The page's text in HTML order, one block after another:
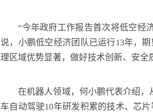
“今年政府工作报告首次将低空经
说，小鹏低空经济团队已运行13年，
理区域优势显著，做好技术创新、安全
在机器人领域，何小鹏代表介绍，
车自动驾驶10年研发积累的技术、芯